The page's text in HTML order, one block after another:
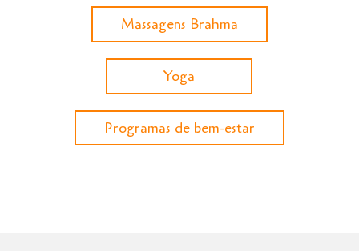
Massagens Brahma
Yoga
Programas de bem-estar